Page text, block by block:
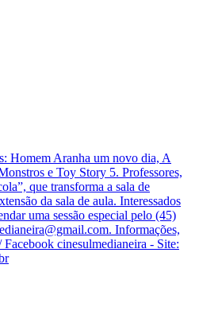
Homem Aranha um novo dia, A
e Toy Story 5. Professores,
que transforma a sala de
da sala de aula. Interessados
uma sessão especial pelo (45)
Informações,
Facebook cinesulmedianeira - Site: